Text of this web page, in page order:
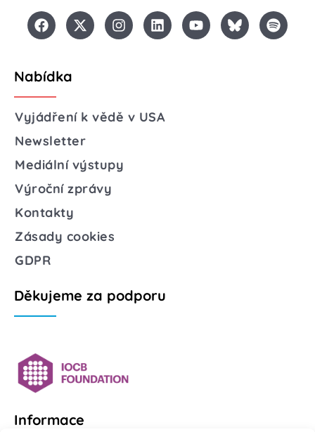
Nabídka
Vyjádření k vědě v USA
Newsletter
Mediální výstupy
Výroční zprávy
Kontakty
Zásady cookies
GDPR
Děkujeme za podporu
Informace